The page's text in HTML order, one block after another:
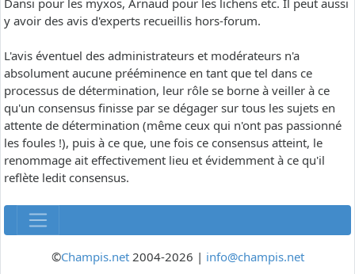
Dansi pour les myxos, Arnaud pour les lichens etc. Il peut aussi
y avoir des avis d'experts recueillis hors-forum.
L'avis éventuel des administrateurs et modérateurs n'a
absolument aucune prééminence en tant que tel dans ce
processus de détermination, leur rôle se borne à veiller à ce
qu'un consensus finisse par se dégager sur tous les sujets en
attente de détermination (même ceux qui n'ont pas passionné
les foules !), puis à ce que, une fois ce consensus atteint, le
renommage ait effectivement lieu et évidemment à ce qu'il
reflète ledit consensus.
©Champis.net2004-2026 | info@champis.net